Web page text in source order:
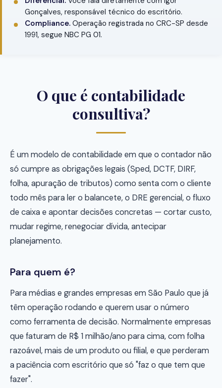
Gonçalves, responsável técnico do escritório.
Compliance. Operação registrada no CRC-SP desde
1991, segue NBC PG 01.
O que é contabilidade
consultiva?
É um modelo de contabilidade em que o contador não
só cumpre as obrigações legais (Sped, DCTF, DIRF,
folha, apuração de tributos) como senta com o cliente
todo mês para ler o balancete, o DRE gerencial, o fluxo
de caixa e apontar decisões concretas — cortar custo,
mudar regime, renegociar dívida, antecipar
planejamento.
Para quem é?
Para médias e grandes empresas em São Paulo que já
têm operação rodando e querem usar o número
como ferramenta de decisão. Normalmente empresas
que faturam de R$ 1 milhão/ano para cima, com folha
razoável, mais de um produto ou filial, e que perderam
a paciência com escritório que só "faz o que tem que
fazer".